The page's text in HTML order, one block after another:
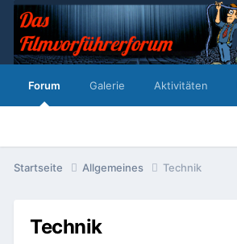
Forum Galerie Aktivitäten
Startseite Allgemeines Technik
Technik